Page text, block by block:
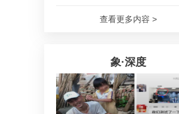
查看更多内容 >
象·深度